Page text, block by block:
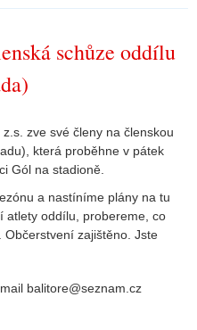
schůze oddílu
zve své členy na členskou
která proběhne v pátek
Gól na stadioně.
a nastíníme plány na tu
atlety oddílu, probereme, co
zajištěno. Jste
balitore@seznam.cz